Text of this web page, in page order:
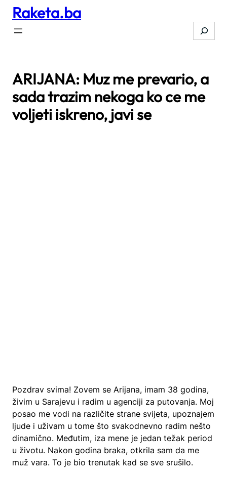
Skip
content
Raketa.ba
Search
ARIJANA: Muz me prevario, a
sada trazim nekoga ko ce me
voljeti iskreno, javi se
Pozdrav svima! Zovem se Arijana, imam 38 godina,
živim u Sarajevu i radim u agenciji za putovanja. Moj
posao me vodi na različite strane svijeta, upoznajem
ljude i uživam u tome što svakodnevno radim nešto
dinamično. Međutim, iza mene je jedan težak period
u životu. Nakon godina braka, otkrila sam da me
muž vara. To je bio trenutak kad se sve srušilo.